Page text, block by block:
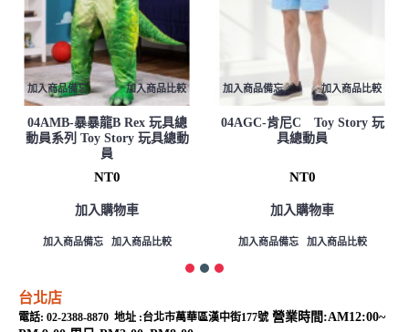
加入商品備忘 加入商品比較
04AMB-暴暴龍B Rex 玩具總
動員系列 Toy Story 玩具總動
員
NT0
加入購物車
加入商品備忘 加入商品比較
加入商品備忘 加入商品比較
04AGC-肯尼C Toy Story 玩
具總動員
NT0
加入購物車
加入商品備忘 加入商品比較
台北店
電話: 02-2388-8870 地址 :台北市萬華區漢中街177號 營業時間:AM12:00~